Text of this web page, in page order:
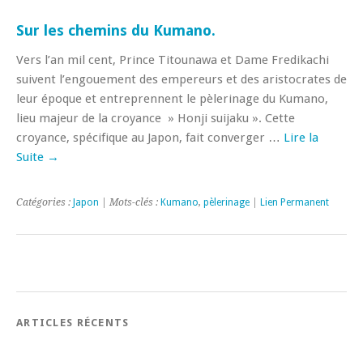
Sur les chemins du Kumano.
Vers l’an mil cent, Prince Titounawa et Dame Fredikachi
suivent l’engouement des empereurs et des aristocrates de
leur époque et entreprennent le pèlerinage du Kumano,
lieu majeur de la croyance » Honji suijaku ». Cette
croyance, spécifique au Japon, fait converger … Lire la
Suite →
Catégories : Japon | Mots-clés : Kumano, pèlerinage Lien Permanent
ARTICLES RÉCENTS